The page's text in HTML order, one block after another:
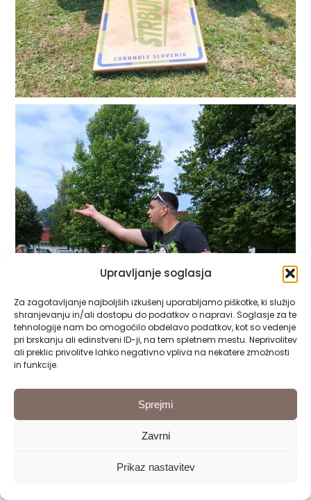
Upravljanje soglasja
Za zagotavljanje najboljših izkušenj uporabljamo piškotke, ki služijo
shranjevanju in/ali dostopu do podatkov o napravi. Soglasje za te
tehnologije nam bo omogočilo obdelavo podatkov, kot so vedenje
pri brskanju ali edinstveni ID-ji, na tem spletnem mestu. Neprivolitev
ali preklic privolitve lahko negativno vpliva na nekatere zmožnosti
in funkcije.
Sprejmi
Zavrni
Prikaz nastavitev